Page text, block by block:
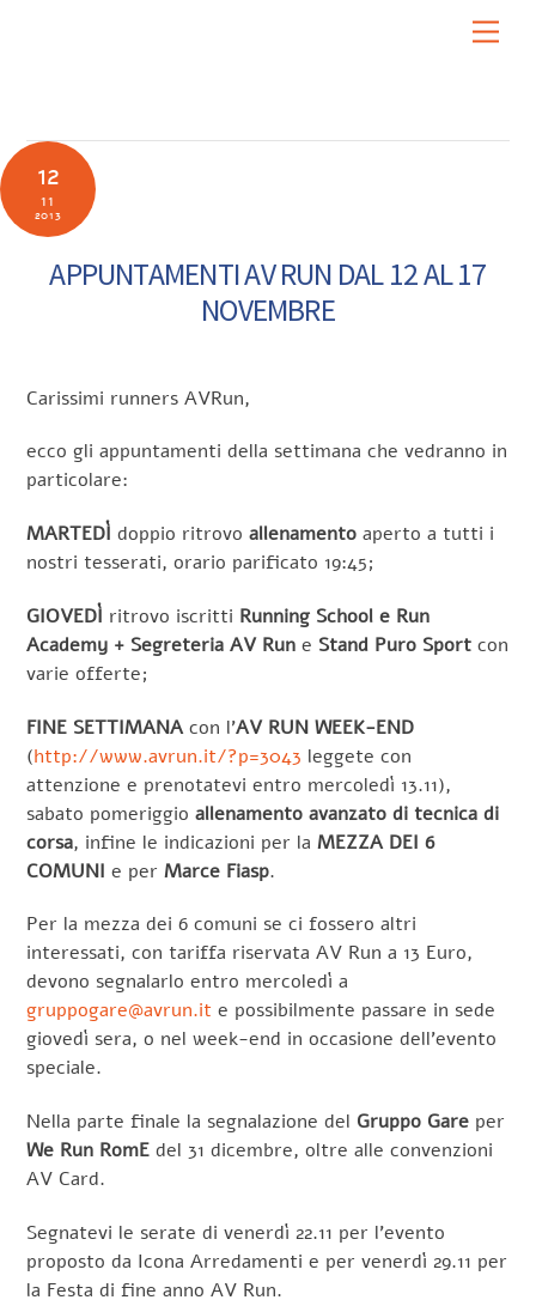
12
11
2013
APPUNTAMENTI AV RUN DAL 12 AL 17
NOVEMBRE
Carissimi runners AVRun,
ecco gli appuntamenti della settimana che vedranno in
particolare:
MARTEDÌ doppio ritrovoallenamento aperto a tutti i
nostri tesserati, orario parificato 19:45;
GIOVEDÌ ritrovo iscritti Running School e Run
Academy + Segreteria AV Rune Stand Puro Sport con
varie offerte;
FINE SETTIMANAcon l’AV RUN WEEK-END
(http://www.avrun.it/?p=3043 leggete con
attenzione e prenotatevi entro mercoledì 13.11),
sabato pomeriggioallenamento avanzato di tecnica di
corsa, infine le indicazioni per laMEZZA DEI 6
COMUNI e perMarce Fiasp.
Per la mezza dei 6 comuni se ci fossero altri
interessati, con tariffa riservata AV Run a 13 Euro,
devono segnalarlo entro mercoledì a
gruppogare@avrun.it e possibilmente passare in sede
giovedì sera, o nel week-end in occasione dell’evento
speciale.
Nella parte finale la segnalazione del Gruppo Gare per
We Run RomE del 31 dicembre, oltre alle convenzioni
AV Card.
Segnatevi le serate di venerdì 22.11 per l’evento
proposto da Icona Arredamenti e per venerdì 29.11 per
la Festa di fine anno AV Run.